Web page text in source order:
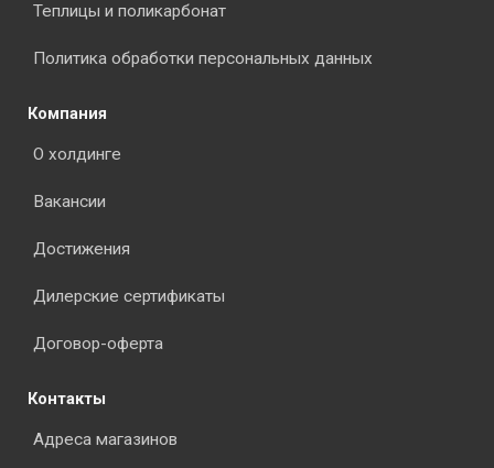
Теплицы и поликарбонат
Политика обработки персональных данных
Компания
О холдинге
Вакансии
Достижения
Дилерские сертификаты
Договор-оферта
Контакты
Адреса магазинов